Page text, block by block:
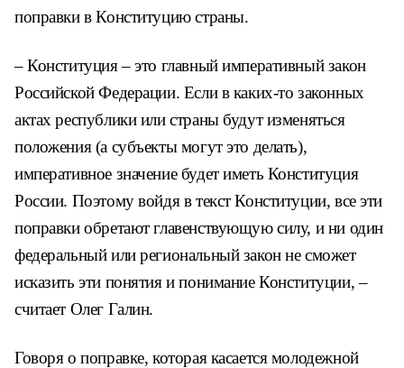
поправки в Конституцию страны.
– Конституция – это главный императивный закон
Российской Федерации. Если в каких-то законных
актах республики или страны будут изменяться
положения (а субъекты могут это делать),
императивное значение будет иметь Конституция
России. Поэтому войдя в текст Конституции, все эти
поправки обретают главенствующую силу, и ни один
федеральный или региональный закон не сможет
исказить эти понятия и понимание Конституции, –
считает Олег Галин.
Говоря о поправке, которая касается молодежной